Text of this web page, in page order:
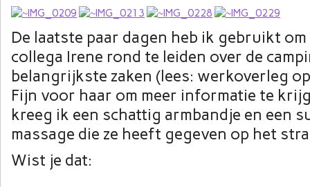
De laatste paar dagen heb ik gebruikt
collega Irene rond te leiden over de
belangrijkste zaken (lees: werkoverleg
Fijn voor haar om meer informatie te
kreeg ik een schattig armbandje en een
massage die ze heeft gegeven op het
Wist je dat: